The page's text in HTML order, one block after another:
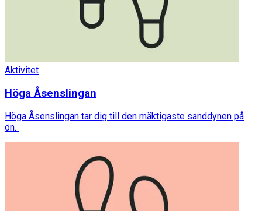
Aktivitet
Höga Åsenslingan
Höga Åsenslingan tar dig till den mäktigaste sanddynen på
ön.